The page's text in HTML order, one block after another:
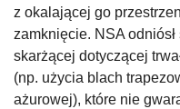
z okalającej go
zamknięcie. NSA
skarżącej dotyczącej
(np. użycia blach
ażurowej), które nie